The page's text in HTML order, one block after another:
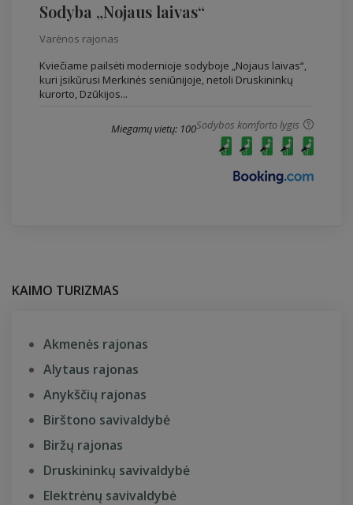
Sodyba „Nojaus laivas“
Varėnos rajonas
Kviečiame pailsėti modernioje sodyboje „Nojaus laivas“,
kuri įsikūrusi Merkinės seniūnijoje, netoli Druskininkų
kurorto, Dzūkijos...
Sodybos komforto lygis
Miegamų vietų: 100
KAIMO TURIZMAS
Akmenės rajonas
Alytaus rajonas
Anykščių rajonas
Birštono savivaldybė
Biržų rajonas
Druskininkų savivaldybė
Elektrėnų savivaldybė